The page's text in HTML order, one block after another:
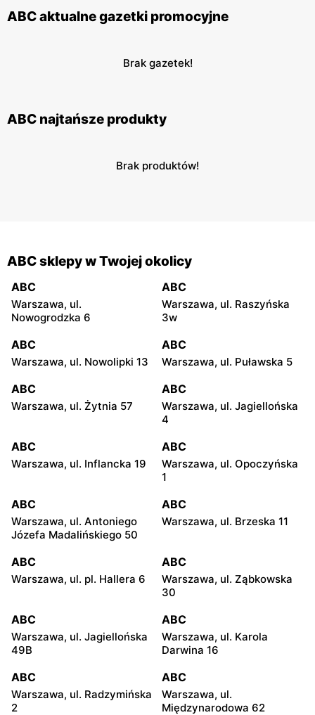
ABC aktualne gazetki promocyjne
Brak gazetek!
ABC najtańsze produkty
Brak produktów!
ABC sklepy w Twojej okolicy
ABC
Warszawa, ul.
Nowogrodzka 6
ABC
Warszawa, ul. Raszyńska
3w
ABC
Warszawa, ul. Nowolipki 13
ABC
Warszawa, ul. Puławska 5
ABC
Warszawa, ul. Żytnia 57
ABC
Warszawa, ul. Jagiellońska
4
ABC
Warszawa, ul. Inflancka 19
ABC
Warszawa, ul. Opoczyńska
1
ABC
Warszawa, ul. Antoniego
Józefa Madalińskiego 50
ABC
Warszawa, ul. Brzeska 11
ABC
Warszawa, ul. pl. Hallera 6
ABC
Warszawa, ul. Ząbkowska
30
ABC
Warszawa, ul. Jagiellońska
49B
ABC
Warszawa, ul. Karola
Darwina 16
ABC
Warszawa, ul. Radzymińska
2
ABC
Warszawa, ul.
Międzynarodowa 62